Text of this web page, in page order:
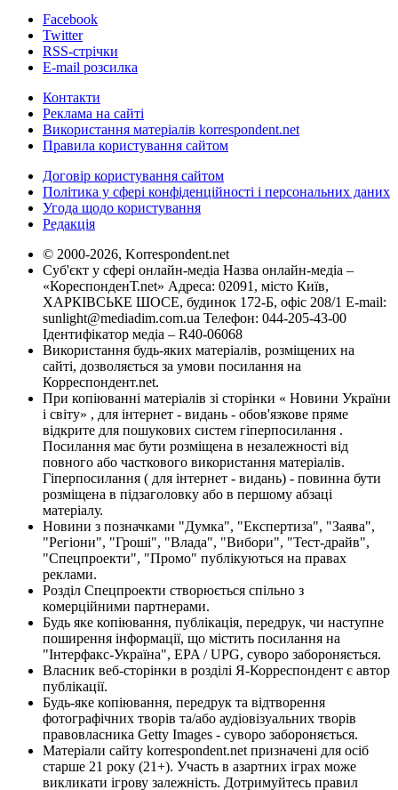
Facebook
Twitter
RSS-стрічки
E-mail розсилка
Контакти
Реклама на сайті
Використання матеріалів korrespondent.net
Правила користування сайтом
Договір користування сайтом
Політика у сфері конфіденційності і персональних даних
Угода щодо користування
Редакція
© 2000-2026, Korrespondent.net
Суб'єкт у сфері онлайн-медіа Назва онлайн-медіа –
«КореспонденТ.net» Адреса: 02091, місто Київ,
ХАРКІВСЬКЕ ШОСЕ, будинок 172-Б, офіс 208/1 E-mail:
sunlight@mediadim.com.ua Телефон: 044-205-43-00
Ідентифікатор медіа – R40-06068
Використання будь-яких матеріалів, розміщених на
сайті, дозволяється за умови посилання на
Корреспондент.net.
При копіюванні матеріалів зі сторінки « Новини України
і світу» , для інтернет - видань - обов'язкове пряме
відкрите для пошукових систем гіперпосилання .
Посилання має бути розміщена в незалежності від
повного або часткового використання матеріалів.
Гіперпосилання ( для інтернет - видань) - повинна бути
розміщена в підзаголовку або в першому абзаці
матеріалу.
Новини з позначками "Думка", "Експертиза", "Заява",
"Регіони", "Гроші", "Влада", "Вибори", "Тест-драйв",
"Спецпроекти", "Промо" публікуються на правах
реклами.
Розділ Спецпроекти створюється спільно з
комерційними партнерами.
Будь яке копіювання, публікація, передрук, чи наступне
поширення інформації, що містить посилання на
"Інтерфакс-Україна", EPA / UPG, суворо забороняється.
Власник веб-сторінки в розділі Я-Корреспондент є автор
публікації.
Будь-яке копіювання, передрук та відтворення
фотографічних творів та/або аудіовізуальних творів
правовласника Getty Images - суворо забороняється.
Матеріали сайту korrespondent.net призначені для осіб
старше 21 року (21+). Участь в азартних іграх може
викликати ігрову залежність. Дотримуйтесь правил